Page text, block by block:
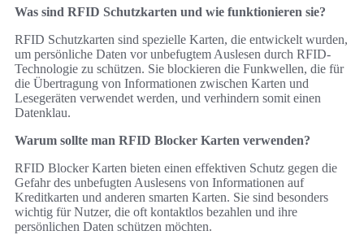
Was sind RFID Schutzkarten und wie funktionieren sie?
RFID Schutzkarten sind spezielle Karten, die entwickelt wurden,
um persönliche Daten vor unbefugtem Auslesen durch RFID-
Technologie zu schützen. Sie blockieren die Funkwellen, die für
die Übertragung von Informationen zwischen Karten und
Lesegeräten verwendet werden, und verhindern somit einen
Datenklau.
Warum sollte man RFID Blocker Karten verwenden?
RFID Blocker Karten bieten einen effektiven Schutz gegen die
Gefahr des unbefugten Auslesens von Informationen auf
Kreditkarten und anderen smarten Karten. Sie sind besonders
wichtig für Nutzer, die oft kontaktlos bezahlen und ihre
persönlichen Daten schützen möchten.